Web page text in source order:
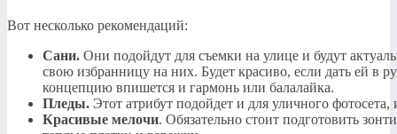
Вот несколько рекомендаций:
Сани. Они подойдут для съемки на улице и будут
свою избранницу на них. Будет красиво, если дать ей в
концепцию впишется и гармонь или балалайка.
Пледы. Этот атрибут подойдет и для уличного
Красивые мелочи. Обязательно стоит подготовить